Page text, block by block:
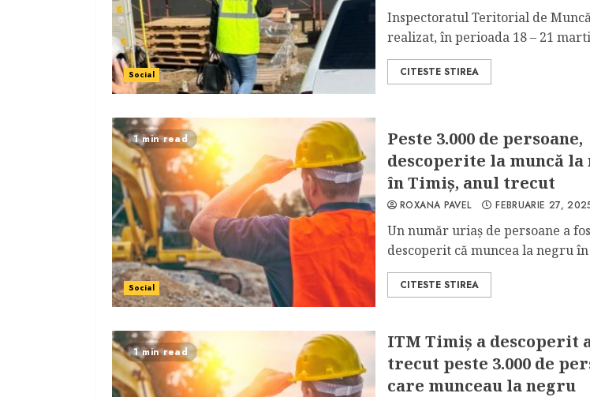
Social
Inspectoratul Teritorial de
realizat, în perioada 18 – 21
CITESTE STIREA
1 min read
Social
Peste 3.000 de persoane,
descoperite la muncă la
în Timiș, anul trecut
ROXANA PAVEL FEBRUARIE 27,
Un număr uriaș de persoane a
descoperit că muncea la negru
CITESTE STIREA
1 min read
ITM Timiș a descoperit
trecut peste 3.000 de
care munceau la negru